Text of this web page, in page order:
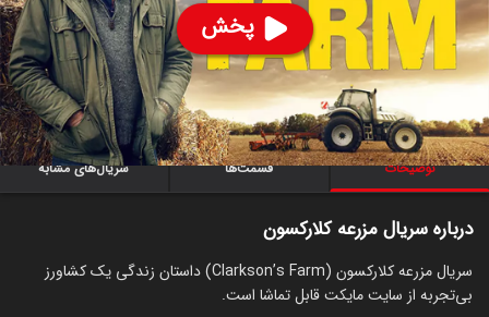
پخش ۶۵۱ 94 % ۹.۰
ساخت بریتانیا سال 2021
رده سنی ۱۳+
مستند
توضیحات قسمت‌ها سریال‌های مشابه
درباره سریال مزرعه کلارکسون
سریال مزرعه کلارکسون (Clarkson’s Farm) داستان زندگی یک کشاورز
بی‌تجربه از سایت مایکت قابل تماشا است.